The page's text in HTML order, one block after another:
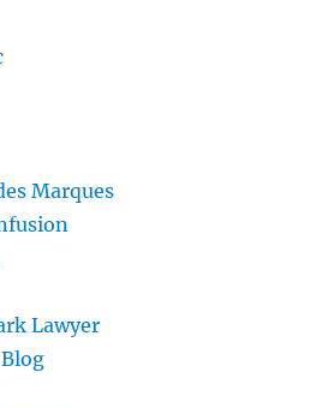
Marques
Lawyer